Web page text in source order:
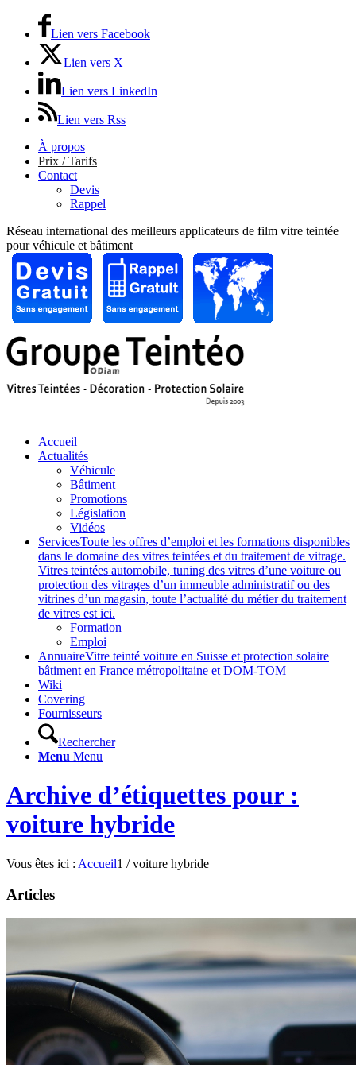
Lien vers Facebook
Lien vers X
Lien vers LinkedIn
Lien vers Rss
À propos
Prix / Tarifs
Contact
Devis
Rappel
Réseau international des meilleurs applicateurs de film vitre teintée
pour véhicule et bâtiment
Accueil
Actualités
Véhicule
Bâtiment
Promotions
Législation
Vidéos
ServicesToute les offres d’emploi et les formations disponibles
dans le domaine des vitres teintées et du traitement de vitrage.
Vitres teintées automobile, tuning des vitres d’une voiture ou
protection des vitrages d’un immeuble administratif ou des
vitrines d’un magasin, toute l’actualité du métier du traitement
de vitres est ici.
Formation
Emploi
AnnuaireVitre teinté voiture en Suisse et protection solaire
bâtiment en France métropolitaine et DOM-TOM
Wiki
Covering
Fournisseurs
Rechercher
Menu Menu
Archive d’étiquettes pour :
voiture hybride
Vous êtes ici : Accueil1 / voiture hybride
Articles